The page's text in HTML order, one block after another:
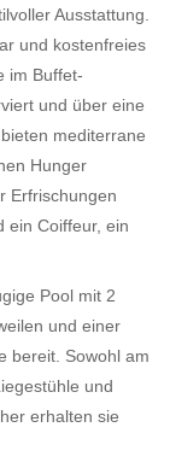
Ausstattung.
und kostenfreies
im Buffet-
und über eine
mediterrane
Hunger
Erfrischungen
ein Coiffeur, ein
Pool mit 2
und einer
bereit. Sowohl am
und
erhalten sie